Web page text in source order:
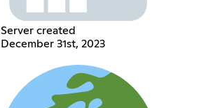
Server created
December 31st, 2023